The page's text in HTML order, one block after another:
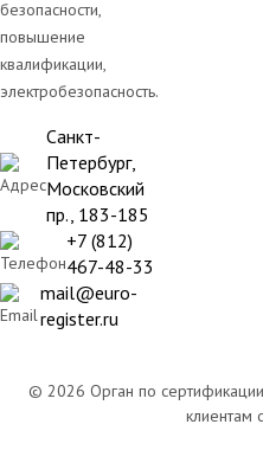
безопасности,
повышение
квалификации,
электробезопасность.
Санкт-
Петербург,
Московский
пр., 183-185
+7 (812)
467-48-33
mail@euro-
register.ru
© 2026 Орган по
клиентам